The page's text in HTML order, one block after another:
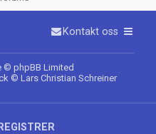
Kontakt oss
© phpBB Limited
© Lars Christian Schreiner
REGISTRER